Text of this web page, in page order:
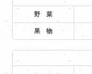
野 菜
果 物